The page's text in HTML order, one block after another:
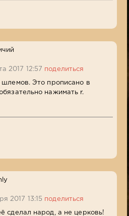
2017 12:57
поделиться
шлемов. Это прописано в
нажимать r.
2017 13:15 поделиться
сделал народ, а не церковь!